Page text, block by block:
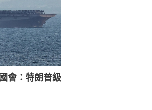
會：特朗普級